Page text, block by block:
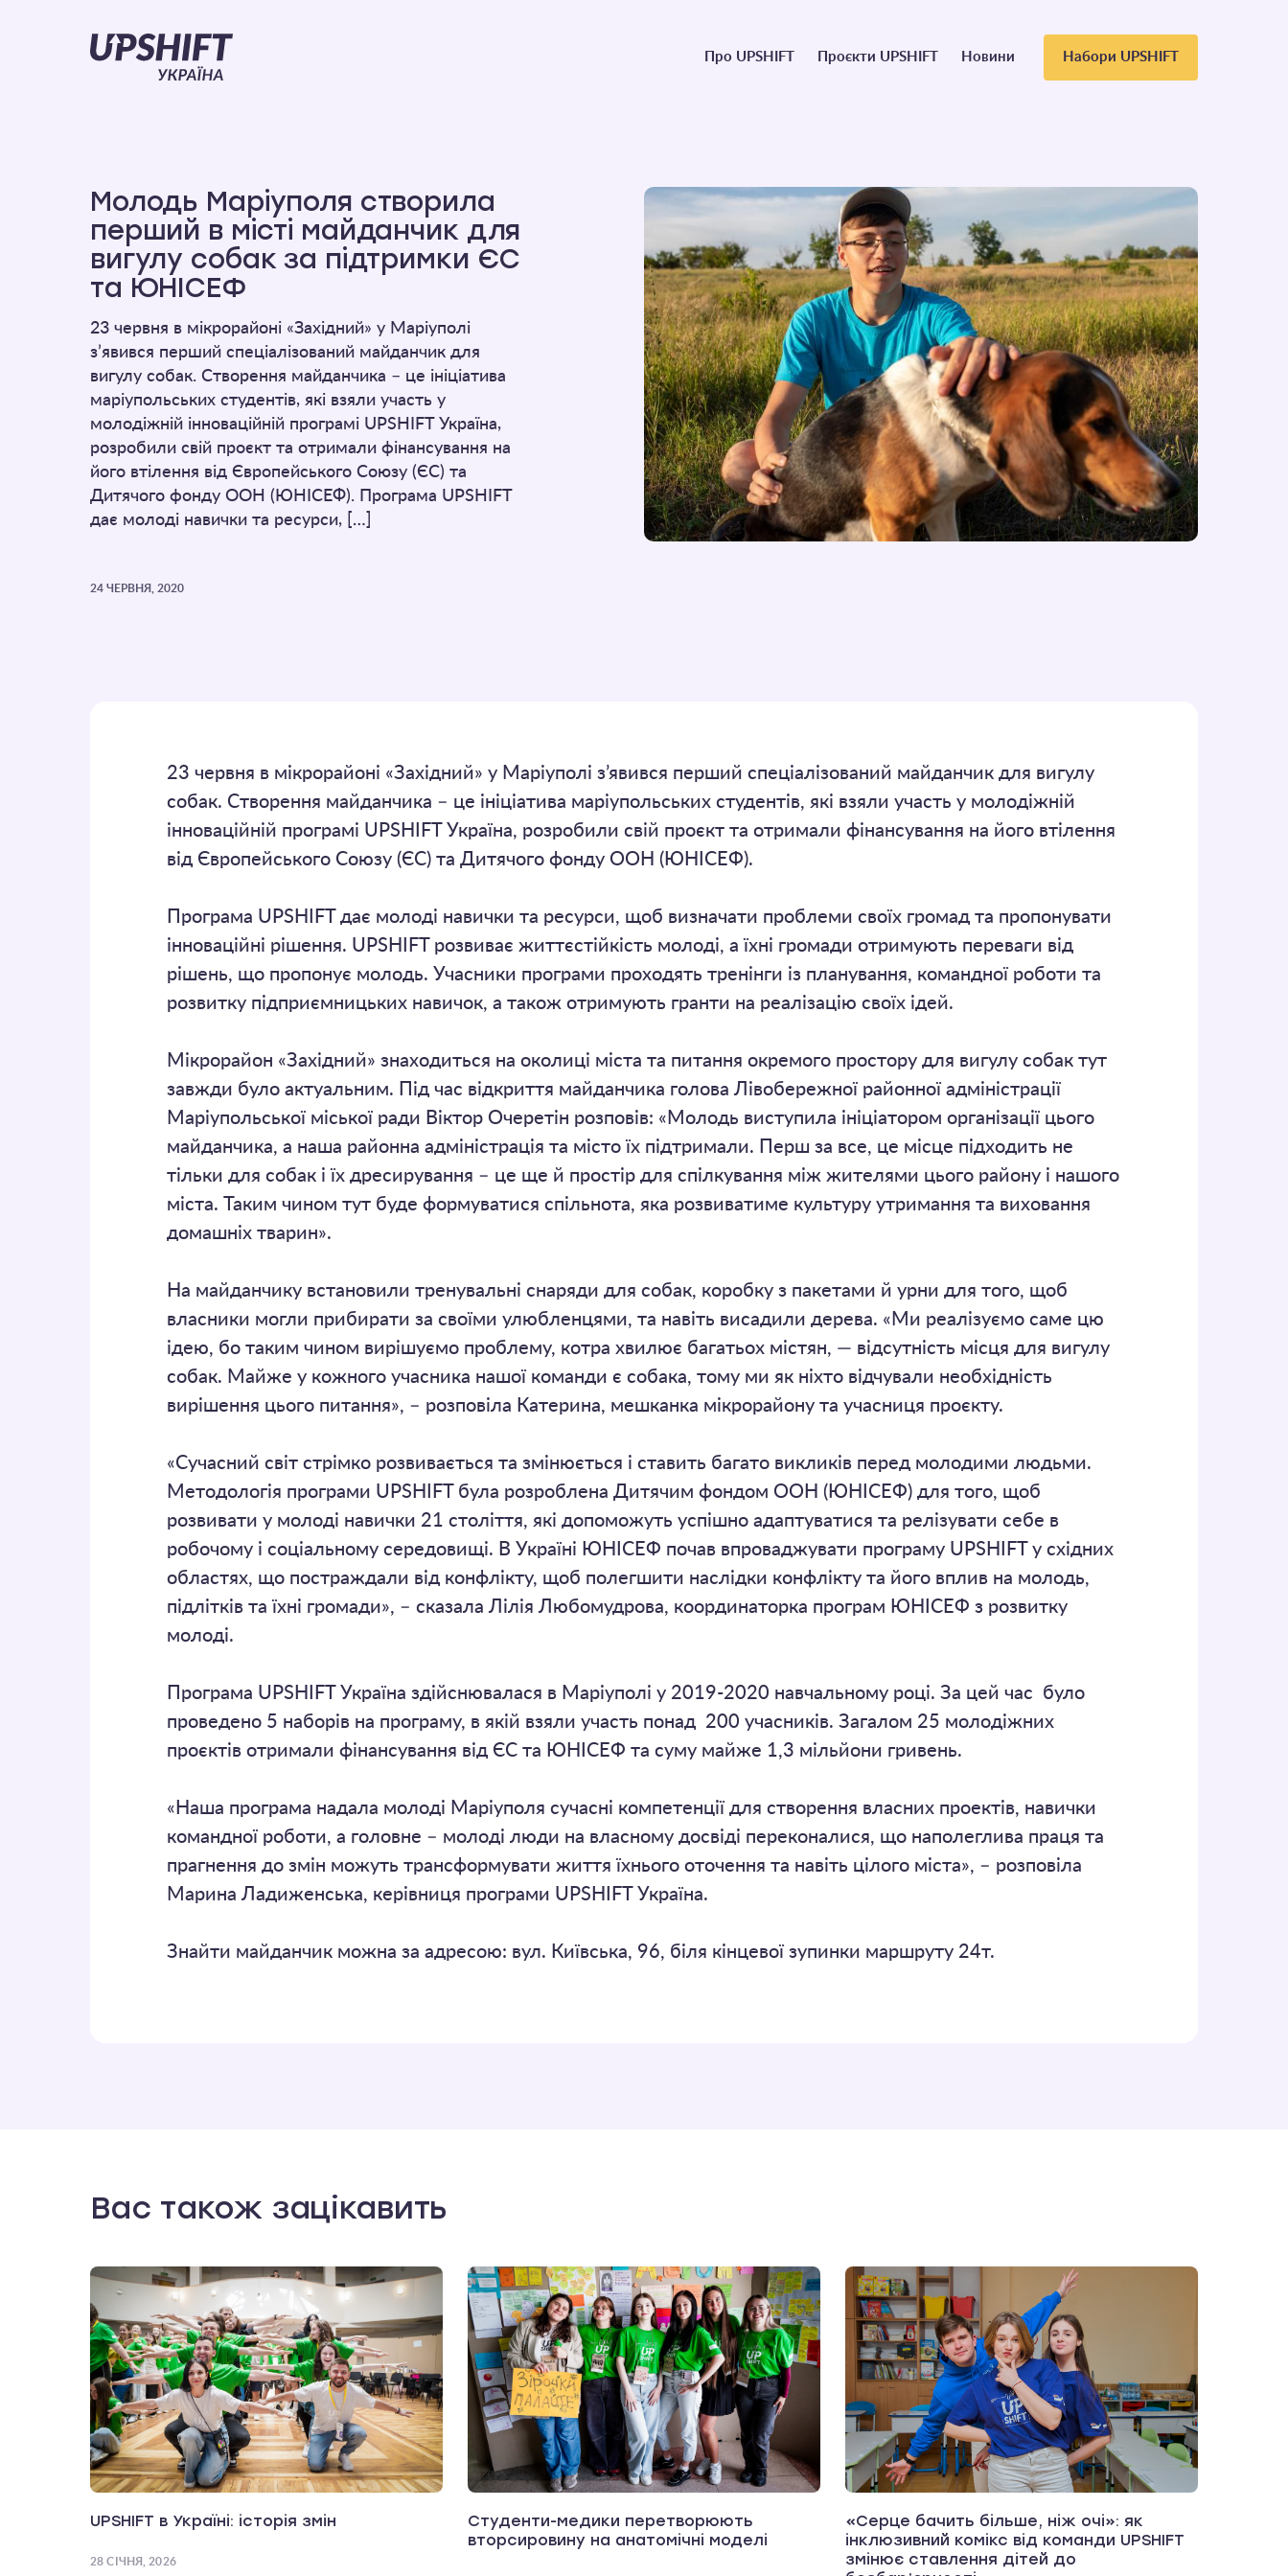
Upshift
Головне
Про UPSHIFT Проєкти UPSHIFT Новини Набори UPSHIFT
Молодь Маріуполя створила
перший в місті майданчик для
вигулу собак за підтримки ЄС
та ЮНІСЕФ
23 червня в мікрорайоні «Західний» у Маріуполі
з’явився перший спеціалізований майданчик для
вигулу собак. Створення майданчика – це ініціатива
маріупольських студентів, які взяли участь у
молодіжній інноваційній програмі UPSHIFT Україна,
розробили свій проєкт та отримали фінансування на
його втілення від Європейського Союзу (ЄС) та
Дитячого фонду ООН (ЮНІСЕФ). Програма UPSHIFT
дає молоді навички та ресурси, […]
24 ЧЕРВНЯ, 2020
23 червня в мікрорайоні «Західний» у Маріуполі з’явився перший спеціалізований майданчик для вигулу
собак. Створення майданчика – це ініціатива маріупольських студентів, які взяли участь у молодіжній
інноваційній програмі UPSHIFT Україна, розробили свій проєкт та отримали фінансування на його втілення
від Європейського Союзу (ЄС) та Дитячого фонду ООН (ЮНІСЕФ).
Програма UPSHIFT дає молоді навички та ресурси, щоб визначати проблеми своїх громад та пропонувати
інноваційні рішення. UPSHIFT розвиває життєстійкість молоді, а їхні громади отримують переваги від
рішень, що пропонує молодь. Учасники програми проходять тренінги із планування, командної роботи та
розвитку підприємницьких навичок, а також отримують гранти на реалізацію своїх ідей.
Мікрорайон «Західний» знаходиться на околиці міста та питання окремого простору для вигулу собак тут
завжди було актуальним. Під час відкриття майданчика голова Лівобережної районної адміністрації
Маріупольської міської ради Віктор Очеретін розповів: «Молодь виступила ініціатором організації цього
майданчика, а наша районна адміністрація та місто їх підтримали. Перш за все, це місце підходить не
тільки для собак і їх дресирування – це ще й простір для спілкування між жителями цього району і нашого
міста. Таким чином тут буде формуватися спільнота, яка розвиватиме культуру утримання та виховання
домашніх тварин».
На майданчику встановили тренувальні снаряди для собак, коробку з пакетами й урни для того, щоб
власники могли прибирати за своїми улюбленцями, та навіть висадили дерева. «Ми реалізуємо саме цю
ідею, бо таким чином вирішуємо проблему, котра хвилює багатьох містян, — відсутність місця для вигулу
собак. Майже у кожного учасника нашої команди є собака, тому ми як ніхто відчували необхідність
вирішення цього питання», – розповіла Катерина, мешканка мікрорайону та учасниця проєкту.
«Сучасний світ стрімко розвивається та змінюється і ставить багато викликів перед молодими людьми.
Методологія програми UPSHIFT була розроблена Дитячим фондом ООН (ЮНІСЕФ) для того, щоб
розвивати у молоді навички 21 століття, які допоможуть успішно адаптуватися та релізувати себе в
робочому і соціальному середовищі. В Україні ЮНІСЕФ почав впроваджувати програму UPSHIFT у східних
областях, що постраждали від конфлікту, щоб полегшити наслідки конфлікту та його вплив на молодь,
підлітків та їхні громади», – сказала Лілія Любомудрова, координаторка програм ЮНІСЕФ з розвитку
молоді.
Програма UPSHIFT Україна здійснювалася в Маріуполі у 2019-2020 навчальному році. За цей час було
проведено 5 наборів на програму, в якій взяли участь понад 200 учасників. Загалом 25 молодіжних
проєктів отримали фінансування від ЄС та ЮНІСЕФ та суму майже 1,3 мільйони гривень.
«Наша програма надала молоді Маріуполя сучасні компетенції для створення власних проектів, навички
командної роботи, а головне – молоді люди на власному досвіді переконалися, що наполеглива праця та
прагнення до змін можуть трансформувати життя їхнього оточення та навіть цілого міста», – розповіла
Марина Ладиженська, керівниця програми UPSHIFT Україна.
Знайти майданчик можна за адресою: вул. Київська, 96, біля кінцевої зупинки маршруту 24т.
Вас також зацікавить
UPSHIFT в Україні: історія змін
28 СІЧНЯ, 2026
Студенти-медики перетворюють
вторсировину на анатомічні моделі
«Серце бачить більше, ніж очі»: як
інклюзивний комікс від команди UPSHIFT
змінює ставлення дітей до